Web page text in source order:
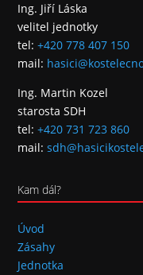
Ing. Jiří Láska
velitel jednotky
tel:+420 778 407 150
mail:
Ing. Martin Kozel
starosta SDH
tel:+420 731 723 860
mail:
Kam dál?
Úvod
Zásahy
Jednotka